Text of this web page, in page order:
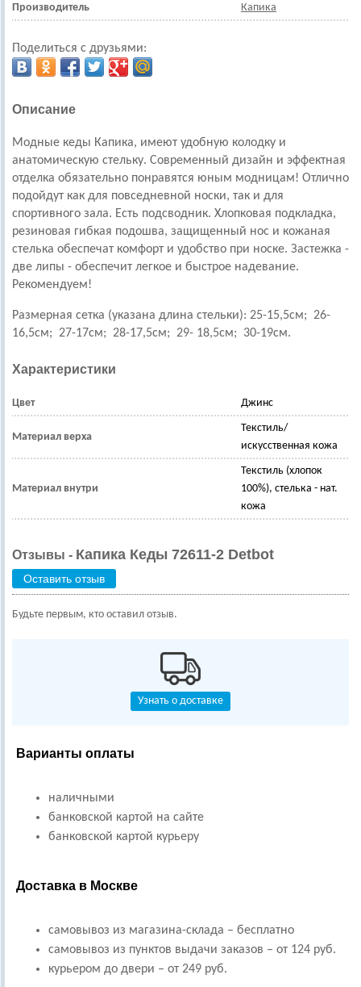
Производитель Капика
Поделиться с друзьями:
Описание
Модные кеды Капика, имеют удобную колодку и
анатомическую стельку. Современный дизайн и эффектная
отделка обязательно понравятся юным модницам! Отлично
подойдут как для повседневной носки, так и для
спортивного зала. Есть подсводник. Хлопковая подкладка,
резиновая гибкая подошва, защищенный нос и кожаная
стелька обеспечат комфорт и удобство при носке. Застежка -
две липы - обеспечит легкое и быстрое надевание.
Рекомендуем!
Размерная сетка (указана длина стельки): 25-15,5см; 26-
16,5см; 27-17см; 28-17,5см; 29- 18,5см; 30-19см.
Характеристики
Цвет Джинс
Материал верха
Текстиль/
искусственная кожа
Материал внутри
Текстиль (хлопок
100%), стелька - нат.
кожа
Отзывы - Капика Кеды 72611-2 Detbot
Оставить отзыв
Будьте первым, кто оставил отзыв.
Узнать о доставке
Варианты оплаты
наличными
банковской картой на сайте
банковской картой курьеру
Доставка в Москве
самовывоз из магазина-склада – бесплатно
самовывоз из пунктов выдачи заказов – от 124 руб.
курьером до двери – от 249 руб.